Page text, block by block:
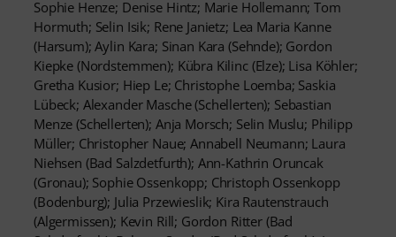
Sophie Henze; Denise Hintz; Marie Hollemann; Tom
Hormuth; Selin Isik; Rene Janietz; Lea Maria Kanne
(Harsum); Aylin Kara; Sinan Kara (Sehnde); Gordon
Kiepke (Nordstemmen); Kübra Kilinc (Elze); Lisa Köhler;
Gretha Kusior; Hiep Le; Christophe Loemba; Saskia
Lübeck; Alexander Masche (Schellerten); Sebastian
Menze (Schellerten); Anja Morsch; Selin Muslu; Philipp
Müller; Christopher Naue; Annabell Neumann; Laura
Niehsen (Bad Salzdetfurth); Ann-Kathrin Oruncak
(Gronau); Sophie Ossenkopp; Christoph Ossenkopp
(Bodenburg); Julia Przewieslik; Kira Rautenstrauch
(Algermissen); Kevin Rill; Gordon Ritter (Bad